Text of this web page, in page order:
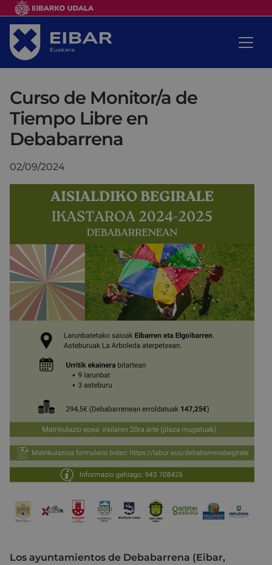
Curso de Monitor/a de
Tiempo Libre en
Debabarrena
02/09/2024
Los ayuntamientos de Debabarrena (Eibar,